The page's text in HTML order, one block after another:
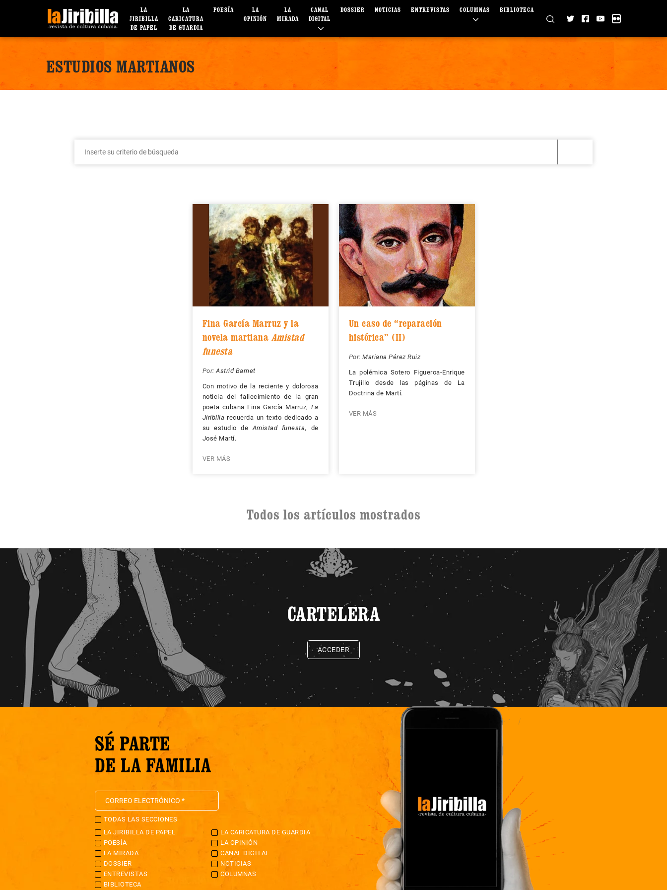
LA
JIRIBILLA
DE PAPEL
LA
CARICATURA
DE GUARDIA
POESÍA
LA
OPINIÓN
LA
MIRADA
CANAL
DIGITAL
DOSSIER NOTICIAS ENTREVISTAS COLUMNAS BIBLIOTECA
ESTUDIOS MARTIANOS
Fina García Marruz y la
novela martiana Amistad
funesta
Por:Astrid Barnet
Con motivo de la reciente y dolorosa
noticia del fallecimiento de la gran
poeta cubana Fina García Marruz, La
Jiribilla recuerda un texto dedicado a
su estudio deAmistad funesta, de
José Martí.
VER MÁS
Un caso de “reparación
histórica” (II)
Por: Mariana Pérez Ruiz
La polémica Sotero Figueroa-Enrique
Trujillo desde las páginas de La
Doctrina de Martí.
VER MÁS
Todos los artículos mostrados
CARTELERA
ACCEDER
SÉ PARTE
DE LA FAMILIA
TODAS LAS SECCIONES
LA JIRIBILLA DE PAPEL
LA CARICATURA DE GUARDIA
POESÍA
LA OPINIÓN
LA MIRADA
CANAL DIGITAL
DOSSIER
NOTICIAS
ENTREVISTAS
COLUMNAS
BIBLIOTECA